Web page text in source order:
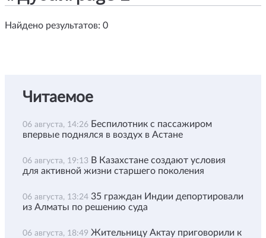
Найдено результатов: 0
Читаемое
06 августа, 14:26 Беспилотник с пассажиром
впервые поднялся в воздух в Астане
06 августа, 19:13 В Казахстане создают условия
для активной жизни старшего поколения
06 августа, 13:24 35 граждан Индии депортировали
из Алматы по решению суда
06 августа, 18:49 Жительницу Актау приговорили к